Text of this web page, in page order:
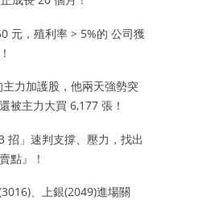
元，殖利率 > 5%的 公司獲
力加護股，他兩天強勢突
被主力大買 6,177 張！
招」速判支撐、壓力，找出
點』！
、上銀(2049)進場關